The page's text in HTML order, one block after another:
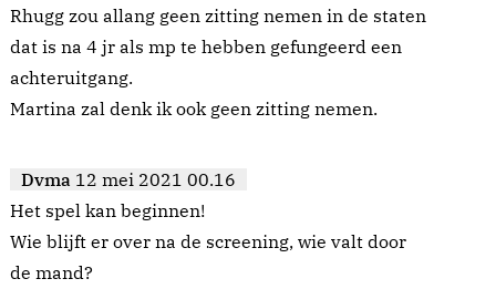
Rhugg zou allang geen zitting nemen in de staten
dat is na 4 jr als mp te hebben gefungeerd een
achteruitgang.
Martina zal denk ik ook geen zitting nemen.
Dvma 12 mei 2021 00.16
Het spel kan beginnen!
Wie blijft er over na de screening, wie valt door
de mand?